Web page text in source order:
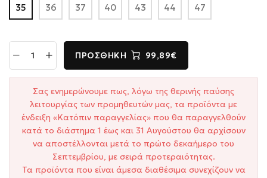
35 36 37 40 43 44 47
ΠΡΟΣΘΉΚΗ 99,89€
Σας ενημερώνουμε πως, λόγω της θερινής παύσης
λειτουργίας των προμηθευτών μας, τα προϊόντα με
ένδειξη «Κατόπιν παραγγελίας» που θα παραγγελθούν
κατά το διάστημα 1 έως και 31 Αυγούστου θα αρχίσουν
να αποστέλλονται μετά το πρώτο δεκαήμερο του
Σεπτεμβρίου, με σειρά προτεραιότητας.
Τα προϊόντα που είναι άμεσα διαθέσιμα συνεχίζουν να